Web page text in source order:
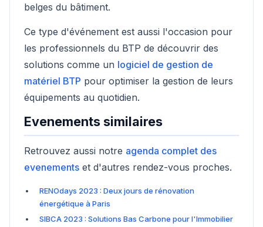
belges du bâtiment.
Ce type d'événement est aussi l'occasion pour
les professionnels du BTP de découvrir des
solutions comme un logiciel de gestion de
matériel BTP pour optimiser la gestion de leurs
équipements au quotidien.
Evenements similaires
Retrouvez aussi notre agenda complet des
evenements et d'autres rendez-vous proches.
RENOdays 2023 : Deux jours de rénovation
énergétique à Paris
SIBCA 2023 : Solutions Bas Carbone pour l'Immobilier